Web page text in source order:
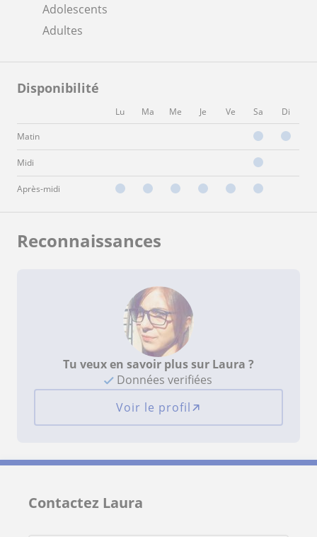
Adolescents
Adultes
Disponibilité
Lu Ma Me Je Ve Sa Di
Matin
Midi
Après-midi
Reconnaissances
Tu veux en savoir plus sur Laura ?
Données verifiées
Voir le profil
Contactez Laura